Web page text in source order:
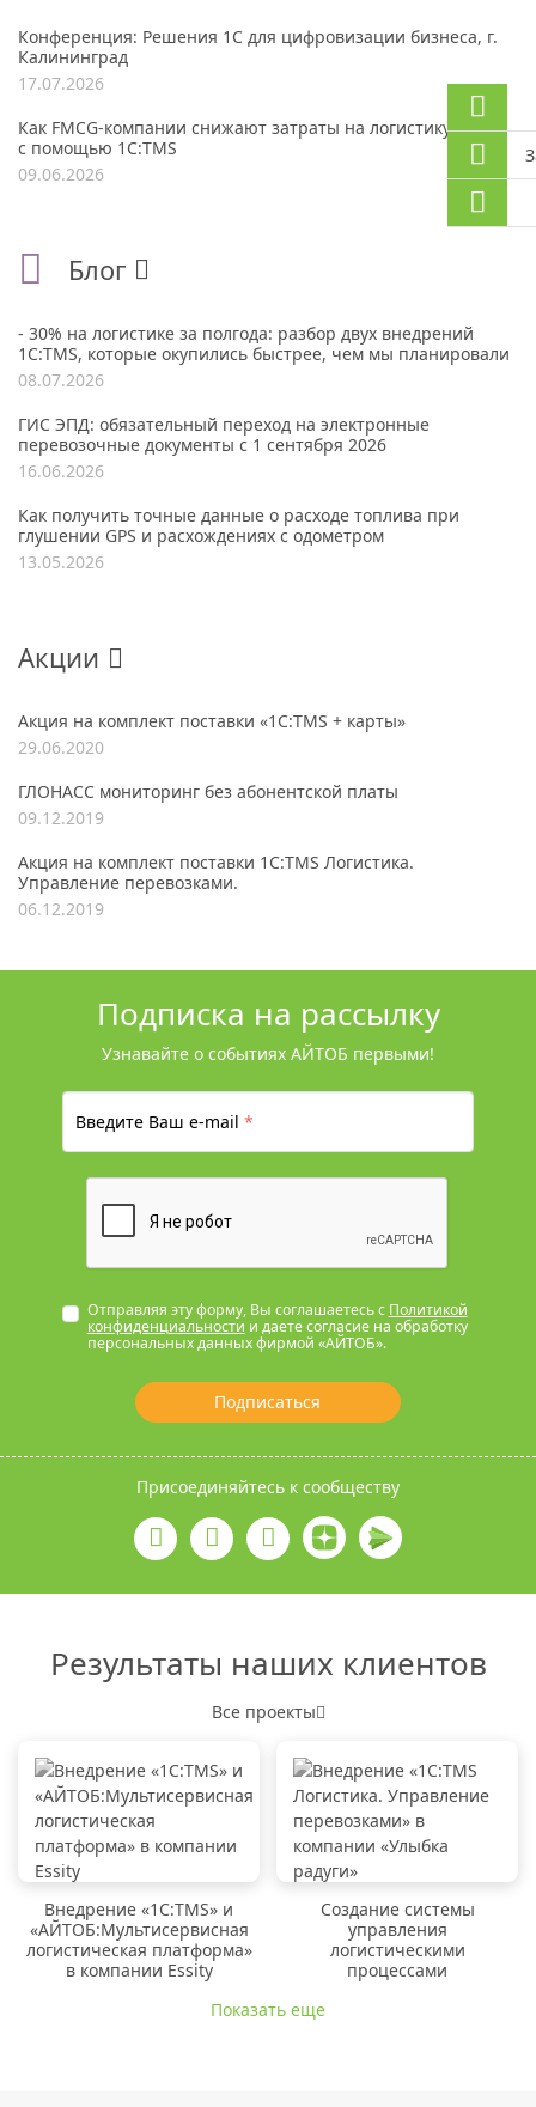
Конференция: Решения 1С для цифровизации бизнеса, г.
Калининград
17.07.2026
Как FMCG-компании снижают затраты на логистику до 30%
с помощью 1С:TMS
09.06.2026
Блог
- 30% на логистике за полгода: разбор двух внедрений
1С:TMS, которые окупились быстрее, чем мы планировали
08.07.2026
ГИС ЭПД: обязательный переход на электронные
перевозочные документы с 1 сентября 2026
16.06.2026
Как получить точные данные о расходе топлива при
глушении GPS и расхождениях с одометром
13.05.2026
Акции
Акция на комплект поставки «1С:TMS + карты»
29.06.2020
ГЛОНАСС мониторинг без абонентской платы
09.12.2019
Акция на комплект поставки 1С:TMS Логистика.
Управление перевозками.
06.12.2019
Подписка на рассылку
Узнавайте о событиях АЙТОБ первыми!
Введите Ваш e-mail*
Отправляя эту форму, Вы соглашаетесь с Политикой
конфиденциальности и даете согласие на обработку
персональных данных фирмой «АЙТОБ».
Подписаться
Присоединяйтесь к сообществу
Результаты наших клиентов
Все проекты
Внедрение «1C:TMS» и
«АЙТОБ:Мультисервисная
логистическая платформа»
в компании Essity
Создание системы
управления
логистическими
процессами
Показать еще